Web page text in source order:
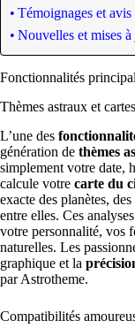
Témoignages et
Nouvelles et mises
Fonctionnalités
Thèmes astraux et
L’une des
génération de thèmes
simplement votre date,
calcule votre carte du
exacte des planètes,
entre elles. Ces
votre personnalité, vos
naturelles. Les
graphique et la
par Astrotheme.
Compatibilités